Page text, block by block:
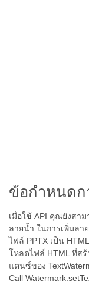
ข้อกำหนดก
เมื่อใช้ API คุณยังสาม
ลายน้ำ ในการเพิ่มลา
ไฟล์ PPTX เป็น
โหลดไฟล์ HTML ที่ส
แตนซ์ของ
Call